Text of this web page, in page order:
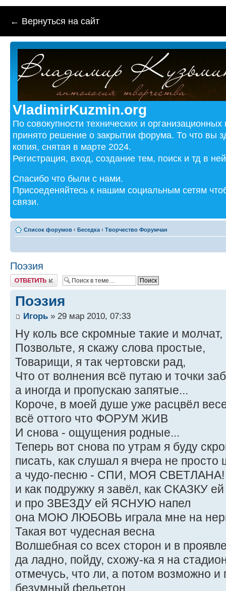
← Вернуться на сайт
VladimirKuzmin.org
По совокупности технических и
принято решение о закрытии форума. То что вы
копия, снятая в марте 2024.
Регистрация, вход, создание тем, поиск и тд в
Спасибо что были с нами.
Присоеденяйтесь к нашим социальным сетям
связи.
Список форумов ‹ Беседка ‹ Творчество Форумчан
Поэзия
Ответить
Поэзия
Игорь » 29 мар 2010, 07:33
Ну коль все скромные такие и молчат,
Позвольте, я скажу слова простые,
Товарищи, я так чертовски рад,
Что от волнения всё путаю и точки
а иногда и пропускаю запятые...
Короче, в моей душе уже расцвёл
всё оттого что ФОРУМ ЖИВ
И снова - ощущения родные...
Теперь вот снова по утрам я буду
писать, как слушал я вчера не просто
а чудо-песню - СПИ, МОЯ СВЕТЛАНА!
и как подружку я завёл, как СКАЗКУ
и про ЗВЕЗДУ ей ЯСНУЮ напел
она МОЮ ЛЮБОВЬ играла мне на
Такая вот чудесная весна
Волшебная со всех сторон и в
да ладно, пойду, схожу-ка я на
отмечусь, что ли, а потом возможно и
безумный фельетон